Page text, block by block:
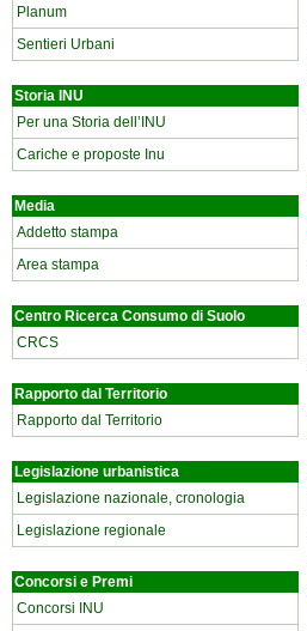
Planum
Sentieri Urbani
Storia INU
Per una Storia dell’INU
Cariche e proposte Inu
Media
Addetto stampa
Area stampa
Centro Ricerca Consumo di Suolo
CRCS
Rapporto dal Territorio
Rapporto dal Territorio
Legislazione urbanistica
Legislazione nazionale, cronologia
Legislazione regionale
Concorsi e Premi
Concorsi INU